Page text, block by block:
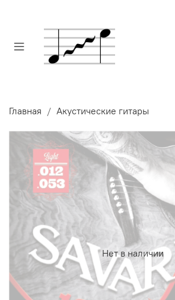
Главная Акустические гитары
Нет в наличии